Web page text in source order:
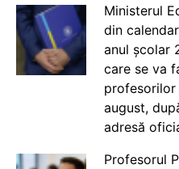
Ministerul
din
anul școlar
care se va
august,
adresă
Profesorul